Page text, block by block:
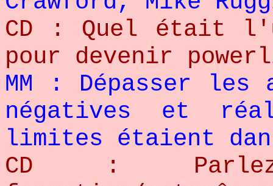
CD : Quel était
pour devenir
MM : Dépasser les
négatives et
limites étaient
CD :